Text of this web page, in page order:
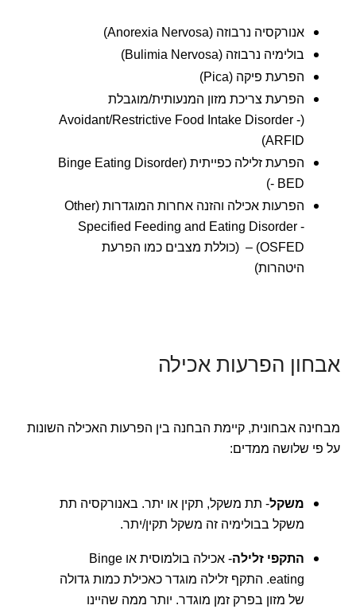
אנורקסיה נרבוזה (Anorexia Nervosa)
בולימיה נרבוזה (Bulimia Nervosa)
הפרעת פיקה (Pica)
הפרעת צריכת מזון המנעותית/מוגבלת
(Avoidant/Restrictive Food Intake Disorder -
ARFID)
הפרעת זלילה כפייתית (Binge Eating Disorder
- BED)
הפרעות אכילה והזנה אחרות המוגדרות (Other
Specified Feeding and Eating Disorder -
OSFED) – (כוללת מצבים כמו הפרעת
היטהרות)
אבחון הפרעות אכילה
מבחינה אבחונית, קיימת הבחנה בין הפרעות האכילה השונות
על פי שלושה ממדים:
משקל- תת משקל, תקין או יתר. באנורקסיה תת
משקל בבולימיה זה משקל תקין/יתר.
התקפי זלילה
- אכילה בולמוסית או Binge
eating. התקף זלילה מוגדר כאכילת כמות גדולה
של מזון בפרק זמן מוגדר. יותר ממה שהיינו